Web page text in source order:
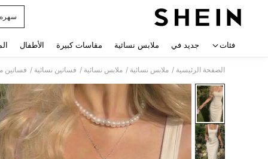
سهره
فئات جديد في ملابس نسائية مقاسات كبيرة الأطفال
الصفحة الرئيسية / ملابس نسائية / ملابس نسائية / فساتين نسائية / فساتين